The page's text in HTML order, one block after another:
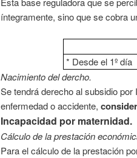
íntegramente, sino que se cobra
* Desde el 1º día
Nacimiento del dercho.
Se tendrá derecho al subsidio
enfermedad o accidente,
Incapacidad por maternidad.
Cálculo de la prestación
Para el cálculo de la prestación